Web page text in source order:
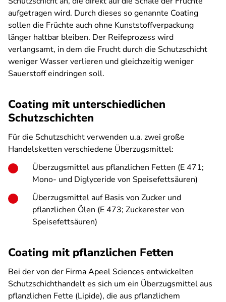
aufgetragen wird. Durch dieses so genannte Coating
sollen die Früchte auch ohne Kunststoffverpackung
länger haltbar bleiben. Der Reifeprozess wird
verlangsamt, in dem die Frucht durch die Schutzschicht
weniger Wasser verlieren und gleichzeitig weniger
Sauerstoff eindringen soll.
Coating mit unterschiedlichen
Schutzschichten
Für die Schutzschicht verwenden u.a. zwei große
Handelsketten verschiedene Überzugsmittel:
Überzugsmittel aus pflanzlichen Fetten (E 471;
Mono- und Diglyceride von Speisefettsäuren)
Überzugsmittel auf Basis von Zucker und
pflanzlichen Ölen (E 473; Zuckerester von
Speisefettsäuren)
Coating mit pflanzlichen Fetten
Bei der von der Firma Apeel Sciences entwickelten
Schutzschichthandelt es sich um ein Überzugsmittel aus
pflanzlichen Fette (Lipide), die aus pflanzlichem